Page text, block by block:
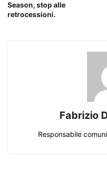
Season, stop alle
retrocessioni.
Fabrizio
Responsabile